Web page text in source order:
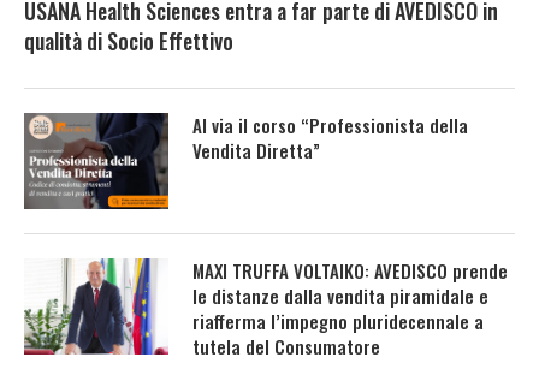
USANA Health Sciences entra a far parte di AVEDISCO in
qualità di Socio Effettivo
Al via il corso “Professionista della
Vendita Diretta”
MAXI TRUFFA VOLTAIKO: AVEDISCO prende
le distanze dalla vendita piramidale e
riafferma l’impegno pluridecennale a
tutela del Consumatore